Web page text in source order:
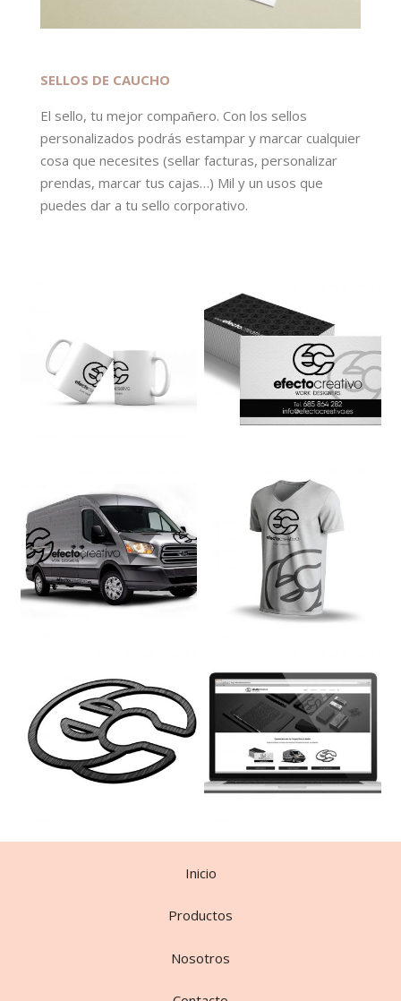
SELLOS DE CAUCHO
El sello, tu mejor compañero. Con los sellos
personalizados podrás estampar y marcar cualquier
cosa que necesites (sellar facturas, personalizar
prendas, marcar tus cajas…) Mil y un usos que
puedes dar a tu sello corporativo.
Inicio
Productos
Nosotros